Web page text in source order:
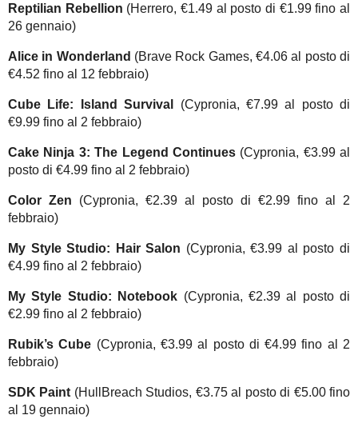
Reptilian Rebellion (Herrero, €1.49 al posto di €1.99 fino al
26 gennaio)
Alice in Wonderland (Brave Rock Games, €4.06 al posto di
€4.52 fino al 12 febbraio)
Cube Life: Island Survival
(Cypronia, €7.99 al posto di
€9.99 fino al 2 febbraio)
Cake Ninja 3: The Legend Continues(Cypronia, €3.99 al
posto di €4.99 fino al 2 febbraio)
Color Zen (Cypronia, €2.39 al posto di €2.99 fino al 2
febbraio)
My Style Studio: Hair Salon (Cypronia, €3.99 al posto di
€4.99 fino al 2 febbraio)
My Style Studio: Notebook (Cypronia, €2.39 al posto di
€2.99 fino al 2 febbraio)
Rubik’s Cube (Cypronia, €3.99 al posto di €4.99 fino al 2
febbraio)
SDK Paint (HullBreach Studios, €3.75 al posto di €5.00 fino
al 19 gennaio)